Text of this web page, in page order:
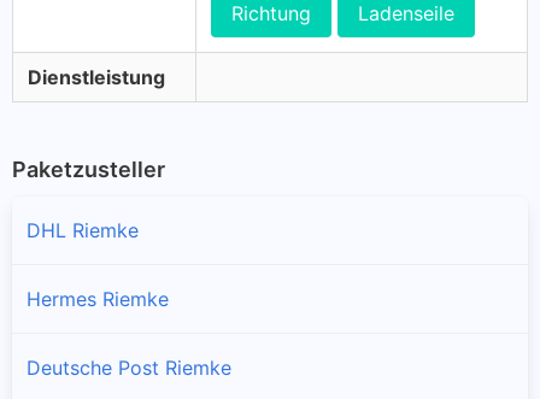
Richtung Ladenseile
Dienstleistung
Paketzusteller
DHL Riemke
Hermes Riemke
Deutsche Post Riemke